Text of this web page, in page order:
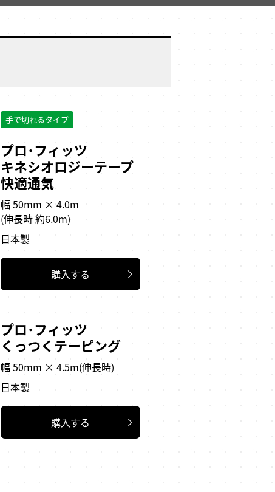
手で切れるタイプ
プロ･フィッツ
キネシオロジーテープ
快適通気
幅 50mm × 4.0m
(伸長時 約6.0m)
日本製
購入する
プロ･フィッツ
くっつくテーピング
幅 50mm × 4.5m(伸長時)
日本製
購入する